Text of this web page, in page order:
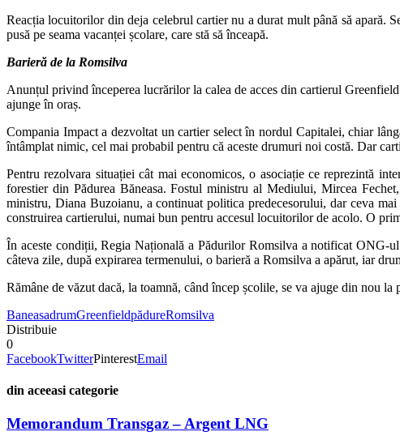
Reacția locuitorilor din deja celebrul cartier nu a durat mult până să
pusă pe seama vacanței școlare, care stă să înceapă.
Barieră de la Romsilva
Anunțul privind începerea lucrărilor la calea de acces din cartierul
ajunge în oraș.
Compania Impact a dezvoltat un cartier select în nordul Capitalei, chiar
întâmplat nimic, cel mai probabil pentru că aceste drumuri noi costă. Dar
Pentru rezolvara situației cât mai economicos, o asociație ce reprezintă
forestier din Pădurea Băneasa. Fostul ministru al Mediului, Mircea
ministru, Diana Buzoianu, a continuat politica predecesorului, dar ceva
construirea cartierului, numai bun pentru accesul locuitorilor de acolo. O
În aceste condiții, Regia Națională a Pădurilor Romsilva a notificat ONG-
câteva zile, după expirarea termenului, o barieră a Romsilva a apărut, iar
Rămâne de văzut dacă, la toamnă, când încep școlile, se va ajuge din nou
BaneasadrumGreenfieldpădureRomsilva
Distribuie
0
FacebookTwitterPinterestEmail
din aceeasi categorie
Memorandum Transgaz – Argent LNG